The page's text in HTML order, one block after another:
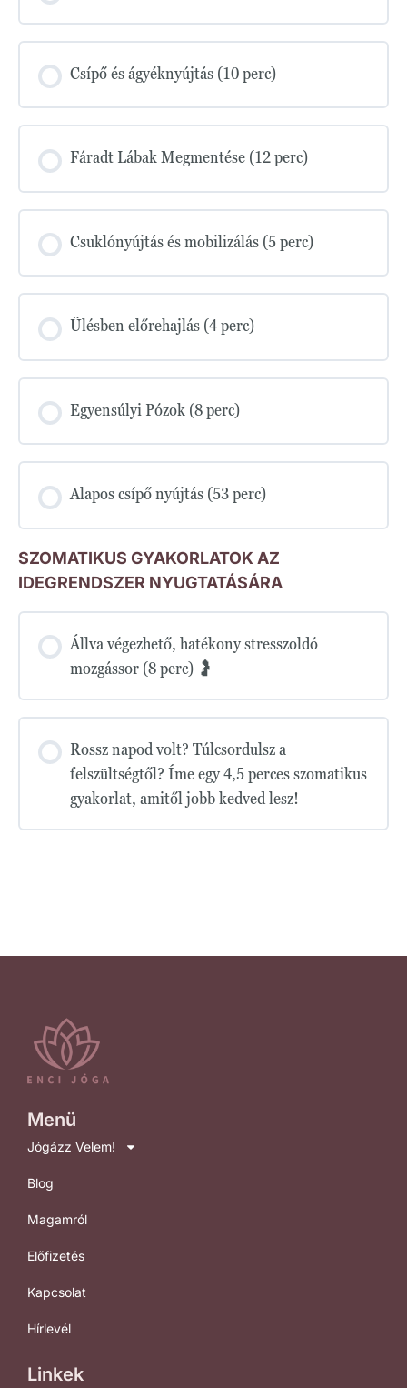
Csípő és ágyéknyújtás (10 perc)
Fáradt Lábak Megmentése (12 perc)
Csuklónyújtás és mobilizálás (5 perc)
Ülésben előrehajlás (4 perc)
Egyensúlyi Pózok (8 perc)
Alapos csípő nyújtás (53 perc)
SZOMATIKUS GYAKORLATOK AZ
IDEGRENDSZER NYUGTATÁSÁRA
Állva végezhető, hatékony stresszoldó
mozgássor (8 perc) 🤰
Rossz napod volt? Túlcsordulsz a
felszültségtől? Íme egy 4,5 perces szomatikus
gyakorlat, amitől jobb kedved lesz!
Menü
Jógázz Velem!
Blog
Magamról
Előfizetés
Kapcsolat
Hírlevél
Linkek